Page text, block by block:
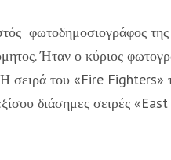
φωτοδημοσιογράφος
Ήταν ο κύριος
σειρά του «Fire Fighters»
διάσημες σειρές